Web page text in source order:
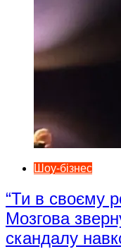
Шоу-бізнес
“Ти в своєму
Мозгова
скандалу